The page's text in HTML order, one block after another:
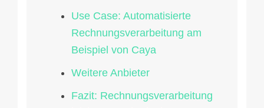
Use Case: Automatisierte
Rechnungsverarbeitung am
Beispiel von Caya
Weitere Anbieter
Fazit: Rechnungsverarbeitung